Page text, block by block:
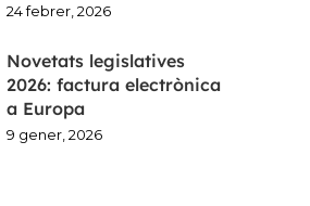
24 febrer, 2026
Novetats legislatives
2026: factura electrònica
a Europa
9 gener, 2026